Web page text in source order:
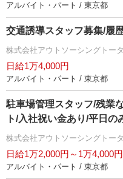
アルバイト・パート / 東京都
交通誘導スタッフ募集/履
株式会社アウトソーシングトー
日給1万4,000円
アルバイト・パート / 東京都
駐車場管理スタッフ/残業
ト/入社祝い金あり/平日の
株式会社アウトソーシングトー
日給1万2,000円～1万4,000円
アルバイト・パート / 東京都